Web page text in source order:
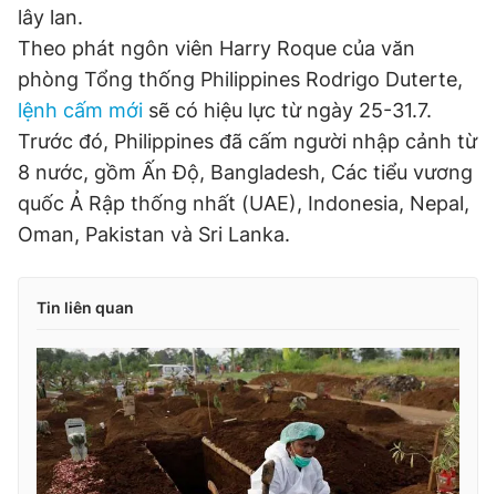
lây lan.
Theo phát ngôn viên Harry Roque của văn
phòng Tổng thống Philippines Rodrigo Duterte,
lệnh cấm mới sẽ có hiệu lực từ ngày 25-31.7.
Trước đó, Philippines đã cấm người nhập cảnh từ
8 nước, gồm Ấn Độ, Bangladesh, Các tiểu vương
quốc Ả Rập thống nhất (UAE), Indonesia, Nepal,
Oman, Pakistan và Sri Lanka.
Tin liên quan